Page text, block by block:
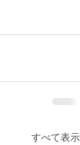
すべて表示